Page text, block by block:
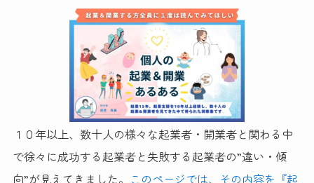
１０年以上、数十人の様々な起業者・開業者と関わる中
で徐々に成功する起業者と失敗する起業者の”違い・傾
向”が見えてきました。 このページでは、その内容を『起